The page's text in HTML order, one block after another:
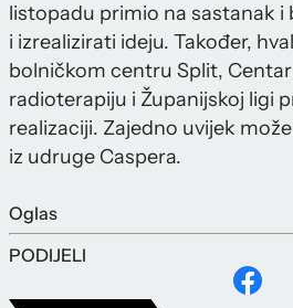
listopadu primio na sastanak
i izrealizirati ideju. Također,
bolničkom centru Split,
radioterapiju i Županijskoj ligi
realizaciji. Zajedno uvijek
iz udruge Caspera.
Oglas
PODIJELI